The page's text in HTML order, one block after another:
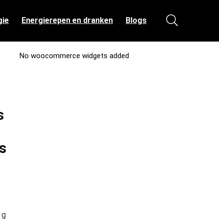
Energierepen en dranken Blogs
No woocommerce widgets added